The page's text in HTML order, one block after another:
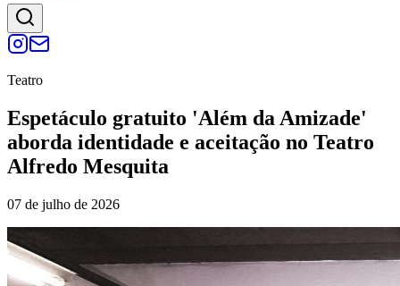
Teatro
Espetáculo gratuito 'Além da Amizade'
aborda identidade e aceitação no Teatro
Alfredo Mesquita
07 de julho de 2026